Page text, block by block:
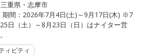
三重県・志摩市
期間： 2026年7月4日(土)～9月17日(木) ※7
日（土）～8月23日（日）はナイター営
ィビティ